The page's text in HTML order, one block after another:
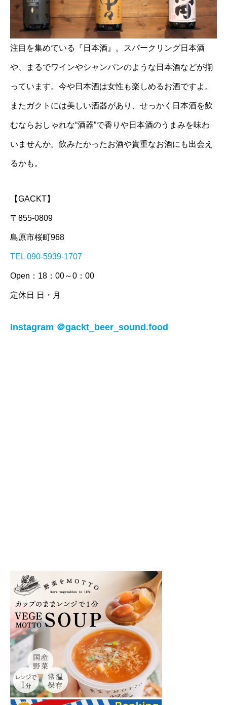
注目を集めている『日本酒』。スパークリング日本酒
や、まるでワインやシャンパンのような日本酒などが揃
っています。今や日本酒は女性も楽しめるお酒ですよ。
またガクトには美しい酒器があり、せっかく日本酒を飲
むならおしゃれな“酒器”で香りや日本酒のうまみを味わ
いませんか。飲みたかったお酒や貴重なお酒にも出会え
るかも。
【GACKT】
〒855-0809
島原市桜町968
TEL 090-5939-1707
Open：18：00～0：00
定休日 日・月
Instagram ＠gackt_beer_sound.food